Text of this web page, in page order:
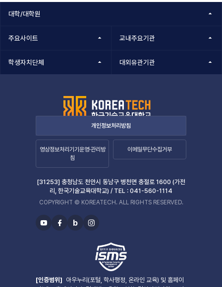
대학/대학원
주요사이트 교내주요기관
학생자치단체 대외유관기관
개인정보처리방침
영상정보처리기기운영·관리방
침
이메일무단수집거부
[31253] 충청남도 천안시 동남구 병천면 충절로 1600 (가전
리, 한국기술교육대학교) / TEL : 041-560-1114
COPYRIGHT © KOREATECH. ALL RIGHTS RESERVED.
유
페
b
블
인
타
그
[인증범위] 아우누리(포털, 학사행정, 온라인 교육) 및 홈페이